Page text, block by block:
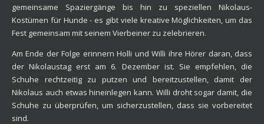
gemeinsame Spaziergänge bis hin zu speziellen Nikolaus-
Kostümen für Hunde - es gibt viele kreative Möglichkeiten, um das
Fest gemeinsam mit seinem Vierbeiner zu zelebrieren.
Am Ende der Folge erinnern Holli und Willi ihre Hörer daran, dass
der Nikolaustag erst am 6. Dezember ist. Sie empfehlen, die
Schuhe rechtzeitig zu putzen und bereitzustellen, damit der
Nikolaus auch etwas hineinlegen kann. Willi droht sogar damit, die
Schuhe zu überprüfen, um sicherzustellen, dass sie vorbereitet
sind.